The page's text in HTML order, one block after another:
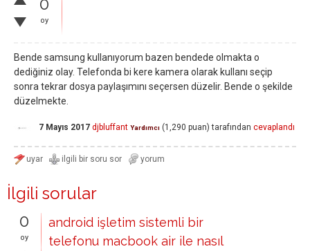
oy
Bende samsung kullanıyorum bazen bendede olmakta o
dediğiniz olay. Telefonda bi kere kamera olarak kullanı seçip
sonra tekrar dosya paylaşımını seçersen düzelir. Bende o şekilde
düzelmekte.
7 Mayıs 2017 djbluffant Yardımcı (1,290 puan) tarafından cevaplandı
İlgili sorular
0
oy
android işletim sistemli bir
telefonu macbook air ile nasıl